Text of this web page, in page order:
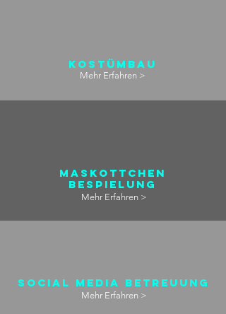
Kostümbau
Mehr Erfahren >
Maskottchen
Bespielung
Mehr Erfahren >
Social Media Betreuung
Mehr Erfahren >